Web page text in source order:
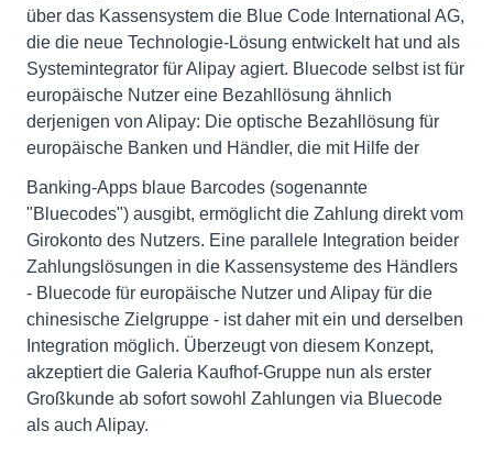
über das Kassensystem die Blue Code International AG,
die die neue Technologie-Lösung entwickelt hat und als
Systemintegrator für Alipay agiert. Bluecode selbst ist für
europäische Nutzer eine Bezahllösung ähnlich
derjenigen von Alipay: Die optische Bezahllösung für
europäische Banken und Händler, die mit Hilfe der
Banking-Apps blaue Barcodes (sogenannte
"Bluecodes") ausgibt, ermöglicht die Zahlung direkt vom
Girokonto des Nutzers. Eine parallele Integration beider
Zahlungslösungen in die Kassensysteme des Händlers
- Bluecode für europäische Nutzer und Alipay für die
chinesische Zielgruppe - ist daher mit ein und derselben
Integration möglich. Überzeugt von diesem Konzept,
akzeptiert die Galeria Kaufhof-Gruppe nun als erster
Großkunde ab sofort sowohl Zahlungen via Bluecode
als auch Alipay.